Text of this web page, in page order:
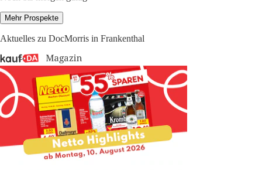
Mehr Prospekte
Aktuelles zu DocMorris in Frankenthal